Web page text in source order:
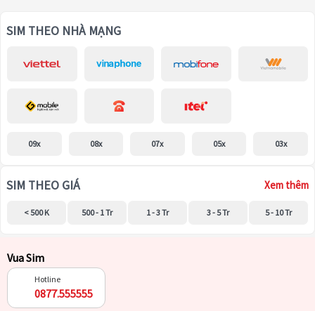
SIM THEO NHÀ MẠNG
09x 08x 07x 05x 03x
SIM THEO GIÁ Xem thêm
< 500 K 500 - 1 Tr 1 - 3 Tr 3 - 5 Tr 5 - 10 Tr
Vua Sim
Hotline
0877.555555